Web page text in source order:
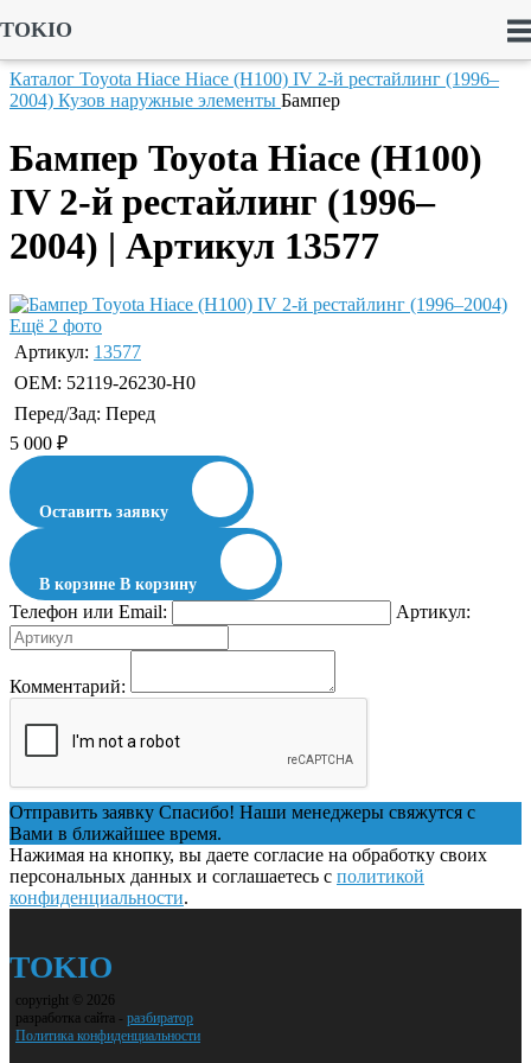
TOKIO
Каталог Toyota Hiace Hiace (H100) IV 2-й рестайлинг (1996–
2004) Кузов наружные элементы Бампер
Бампер Toyota Hiace (H100)
IV 2-й рестайлинг (1996–
2004) | Артикул 13577
Ещё 2 фото
Артикул: 13577
OEM: 52119-26230-H0
Перед/Зад: Перед
5 000 ₽
Оставить заявку
В корзине В корзину
Телефон или Email: Артикул:
Комментарий:
Отправить заявку Спасибо! Наши менеджеры свяжутся с
Вами в ближайшее время.
Нажимая на кнопку, вы даете согласие на обработку своих
персональных данных и соглашаетесь с политикой
конфиденциальности.
TOKIO
copyright © 2026
разработка сайта - разбиратор
Политика конфиденциальности